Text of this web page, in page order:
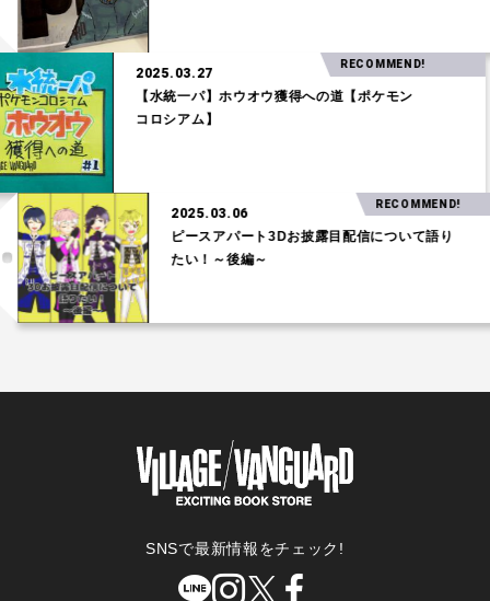
2025.03.27
【水統一パ】ホウオウ獲得への道【ポケモン
コロシアム】
RECOMMEND!
2025.03.06
ピースアパート3Dお披露目配信について語り
たい！～後編～
RECOMMEND!
SNSで最新情報をチェック!